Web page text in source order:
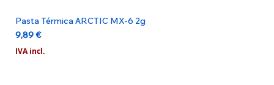
Pasta Térmica ARCTIC MX-6 2g
Preço
9,89 €
IVA incl.